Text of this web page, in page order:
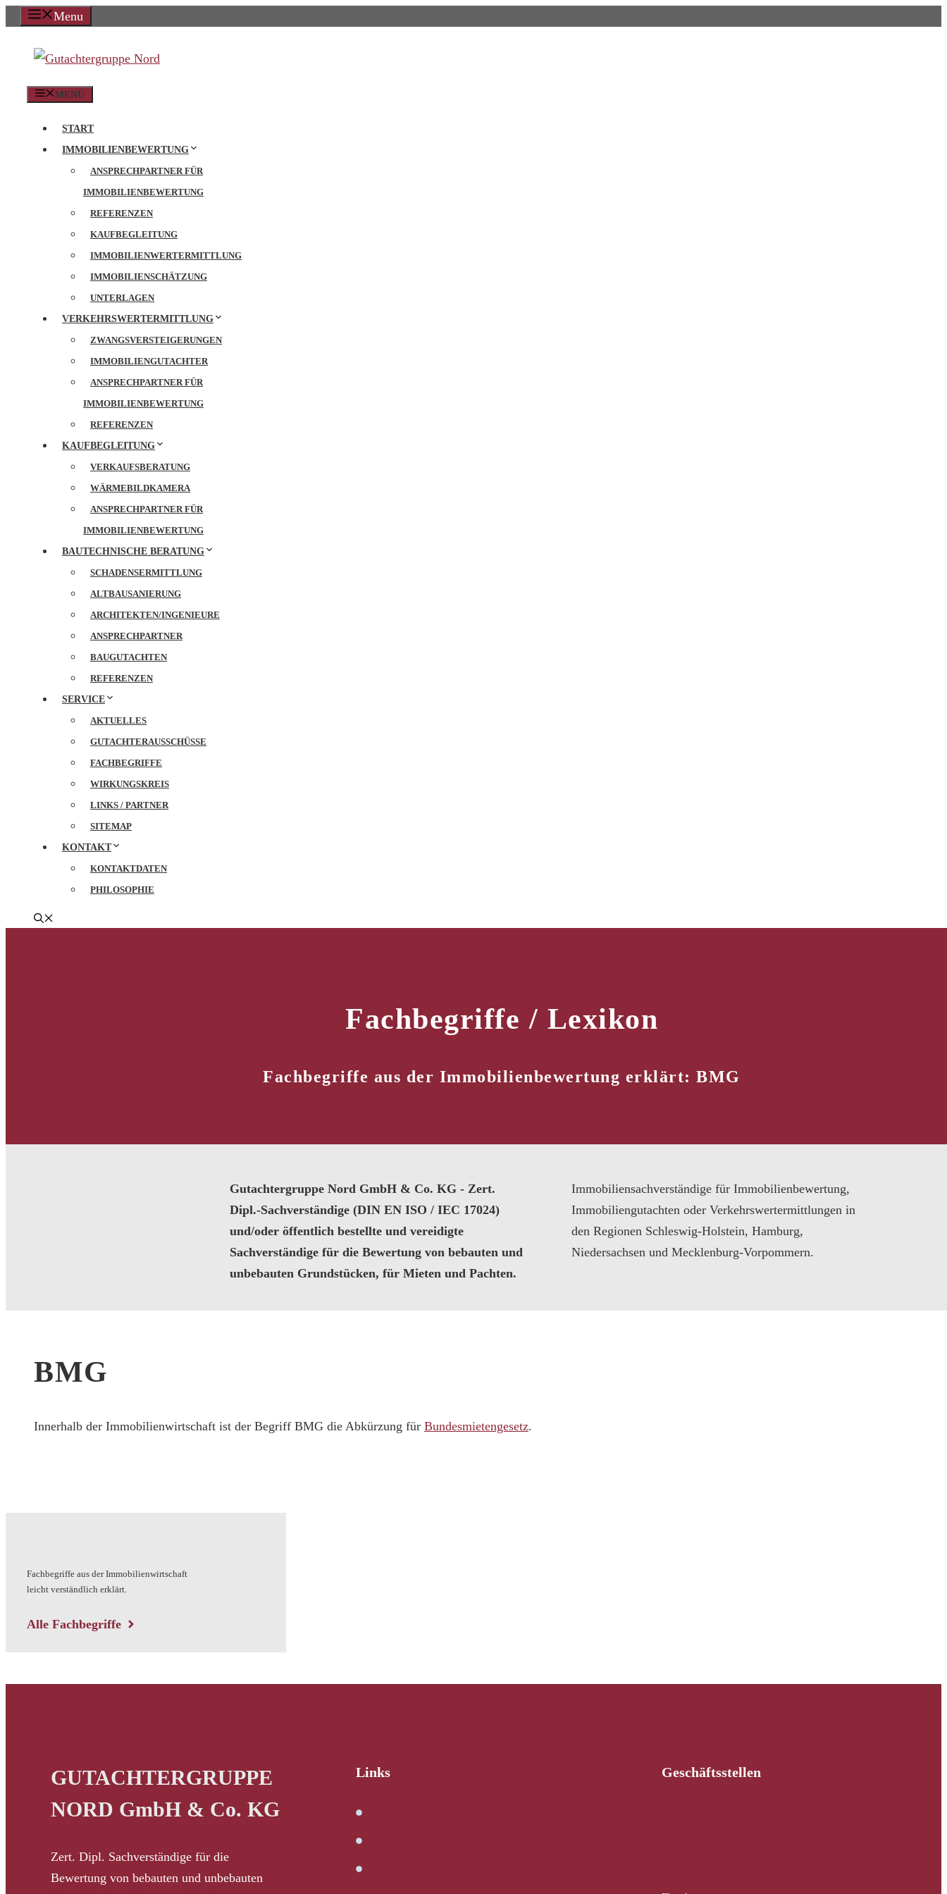
Zum
springen
Menu
MENÜ
START
IMMOBILIENBEWERTUNG
ANSPRECHPARTNER FÜR
IMMOBILIENBEWERTUNG
REFERENZEN
KAUFBEGLEITUNG
IMMOBILIENWERTERMITTLUNG
IMMOBILIENSCHÄTZUNG
UNTERLAGEN
VERKEHRSWERTERMITTLUNG
ZWANGSVERSTEIGERUNGEN
IMMOBILIENGUTACHTER
ANSPRECHPARTNER FÜR
IMMOBILIENBEWERTUNG
REFERENZEN
KAUFBEGLEITUNG
VERKAUFSBERATUNG
WÄRMEBILDKAMERA
ANSPRECHPARTNER FÜR
IMMOBILIENBEWERTUNG
BAUTECHNISCHE BERATUNG
SCHADENSERMITTLUNG
ALTBAUSANIERUNG
ARCHITEKTEN/INGENIEURE
ANSPRECHPARTNER
BAUGUTACHTEN
REFERENZEN
SERVICE
AKTUELLES
GUTACHTERAUSSCHÜSSE
FACHBEGRIFFE
WIRKUNGSKREIS
LINKS / PARTNER
SITEMAP
KONTAKT
KONTAKTDATEN
PHILOSOPHIE
Fachbegriffe / Lexikon
Fachbegriffe aus der Immobilienbewertung erklärt: BMG
Gutachtergruppe Nord GmbH & Co. KG - Zert.
Dipl.-Sachverständige (DIN EN ISO / IEC 17024)
und/oder öffentlich bestellte und vereidigte
Sachverständige für die Bewertung von bebauten und
unbebauten Grundstücken, für Mieten und Pachten.
Immobiliensachverständige für Immobilienbewertung,
Immobiliengutachten oder Verkehrswertermittlungen in
den Regionen Schleswig-Holstein, Hamburg,
Niedersachsen und Mecklenburg-Vorpommern.
BMG
Innerhalb der Immobilienwirtschaft ist der Begriff BMG die Abkürzung für Bundesmietengesetz.
Fachbegriffe aus der Immobilienwirtschaft
leicht verständlich erklärt.
Alle Fachbegriffe
GUTACHTERGRUPPE
NORD GmbH & Co. KG
Zert. Dipl. Sachverständige für die
Bewertung von bebauten und unbebauten
Links Geschäftsstellen